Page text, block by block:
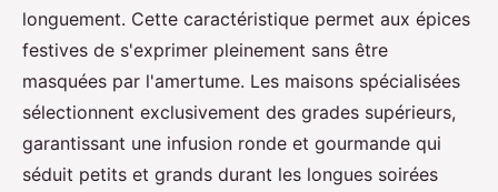
longuement. Cette caractéristique permet aux épices
festives de s'exprimer pleinement sans être
masquées par l'amertume. Les maisons spécialisées
sélectionnent exclusivement des grades supérieurs,
garantissant une infusion ronde et gourmande qui
séduit petits et grands durant les longues soirées